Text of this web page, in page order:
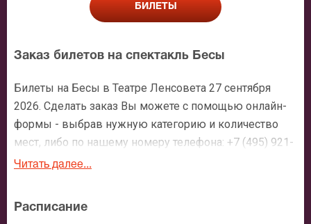
БИЛЕТЫ
Заказ билетов на спектакль Бесы
Билеты на Бесы в Театре Ленсовета 27 сентября
2026. Сделать заказ Вы можете с помощью онлайн-
формы - выбрав нужную категорию и количество
мест, либо по нашему номеру телефона: +7 (495) 921-
35-00. После оформления заявки с Вами свяжется
зрительном зале, о том как заказать билет и утвердит
Читать далее...
Расписание